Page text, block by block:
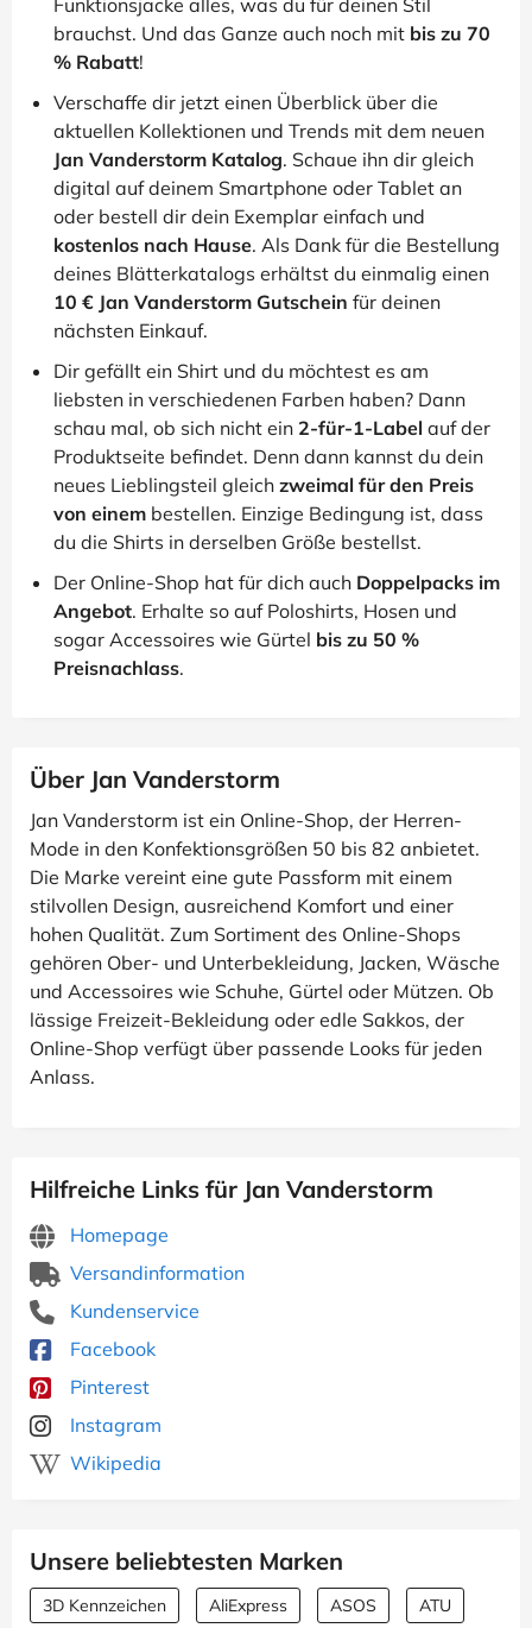
Funktionsjacke alles, was du für deinen Stil
brauchst. Und das Ganze auch noch mit bis zu 70
% Rabatt!
Verschaffe dir jetzt einen Überblick über die
aktuellen Kollektionen und Trends mit dem neuen
Jan Vanderstorm Katalog. Schaue ihn dir gleich
digital auf deinem Smartphone oder Tablet an
oder bestell dir dein Exemplar einfach und
kostenlos nach Hause. Als Dank für die Bestellung
deines Blätterkatalogs erhältst du einmalig einen
10 € Jan Vanderstorm Gutschein für deinen
nächsten Einkauf.
Dir gefällt ein Shirt und du möchtest es am
liebsten in verschiedenen Farben haben? Dann
schau mal, ob sich nicht ein 2-für-1-Label auf der
Produktseite befindet. Denn dann kannst du dein
neues Lieblingsteil gleich zweimal für den Preis
von einem bestellen. Einzige Bedingung ist, dass
du die Shirts in derselben Größe bestellst.
Der Online-Shop hat für dich auch Doppelpacks im
Angebot. Erhalte so auf Poloshirts, Hosen und
sogar Accessoires wie Gürtel bis zu 50 %
Preisnachlass.
Über Jan Vanderstorm
Jan Vanderstorm ist ein Online-Shop, der Herren-
Mode in den Konfektionsgrößen 50 bis 82 anbietet.
Die Marke vereint eine gute Passform mit einem
stilvollen Design, ausreichend Komfort und einer
hohen Qualität. Zum Sortiment des Online-Shops
gehören Ober- und Unterbekleidung, Jacken, Wäsche
und Accessoires wie Schuhe, Gürtel oder Mützen. Ob
lässige Freizeit-Bekleidung oder edle Sakkos, der
Online-Shop verfügt über passende Looks für jeden
Anlass.
Hilfreiche Links für Jan Vanderstorm
Homepage
Versandinformation
Kundenservice
Facebook
Pinterest
Instagram
Wikipedia
Unsere beliebtesten Marken
3D Kennzeichen AliExpress ASOS ATU